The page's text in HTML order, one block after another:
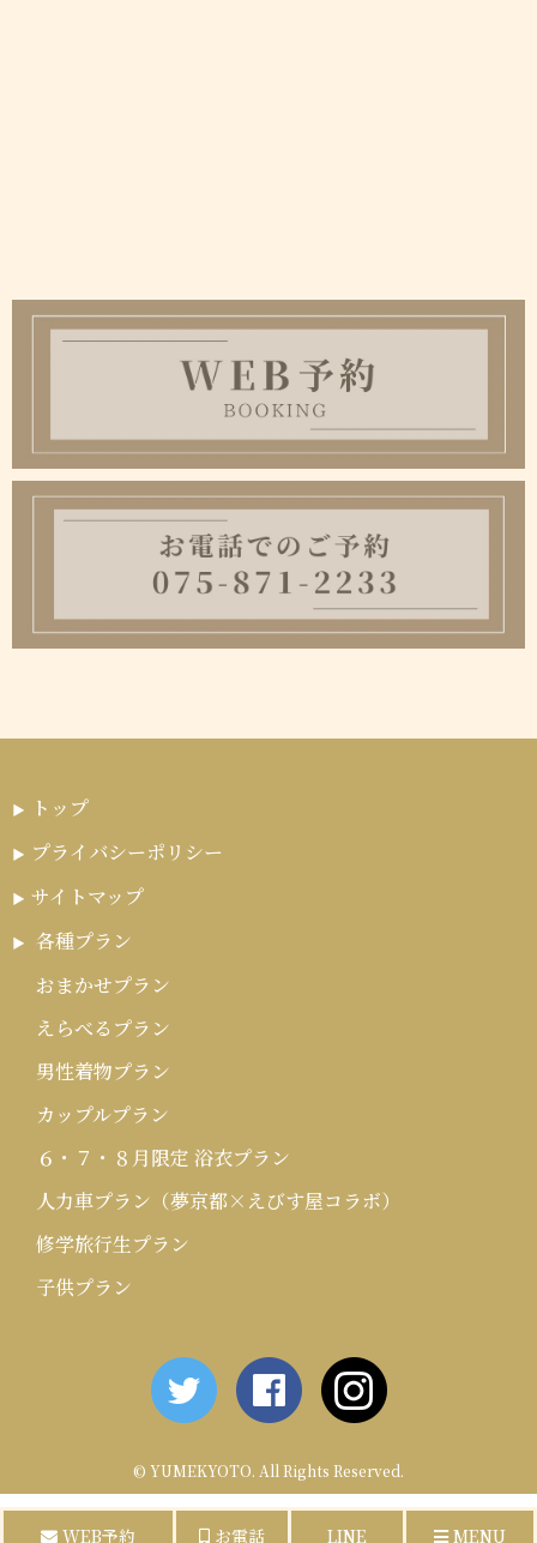
トップ
プライバシーポリシー
サイトマップ
各種プラン
おまかせプラン
えらべるプラン
男性着物プラン
カップルプラン
６・７・８月限定 浴衣プラン
人力車プラン（夢京都×えびす屋コラボ）
修学旅行生プラン
子供プラン
© YUMEKYOTO. All Rights Reserved.
WEB予約 お電話 LINE MENU